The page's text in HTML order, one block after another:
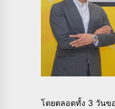
โดยตลอดทั้ง 3 วันข